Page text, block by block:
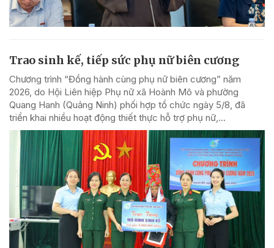
Trao sinh kế, tiếp sức phụ nữ biên cương
Chương trình “Đồng hành cùng phụ nữ biên cương” năm
2026, do Hội Liên hiệp Phụ nữ xã Hoành Mô và phường
Quang Hanh (Quảng Ninh) phối hợp tổ chức ngày 5/8, đã
triển khai nhiều hoạt động thiết thực hỗ trợ phụ nữ,...